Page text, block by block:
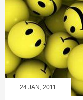
24.JAN, 2011